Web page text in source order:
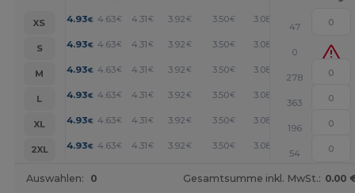
XS 4.93€ 4.63€ 4.31€ 3.92 € 3.50€ 3.08 +
47
S
4.93€ 4.63€ 4.31€ 3.92 € 3.50€ 3.08 +
0
M
4.93€ 4.63€ 4.31€ 3.92 € 3.50€ 3.08 +
278
L
4.93€ 4.63€ 4.31€ 3.92 € 3.50€ 3.08 +
363
XL
4.93€ 4.63€ 4.31€ 3.92 € 3.50€ 3.08 +
196
2XL
4.93€ 4.63€ 4.31€ 3.92 € 3.50€ 3.08 +
54
Auswahlen: 0 Gesamtsumme inkl. MwSt.: 0.00